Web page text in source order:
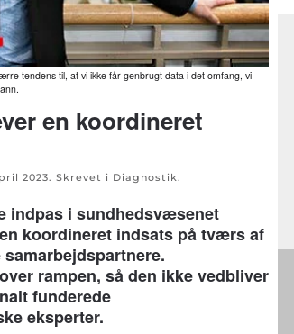
tendens til, at vi ikke får genbrugt data i det omfang, vi
en koordineret
2023. Skrevet i Diagnostik.
indpas i sundhedsvæsenet
koordineret indsats på tværs af
rampen, så den ikke vedbliver
funderede
eksperter.